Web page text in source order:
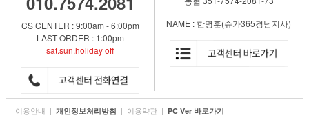
CS CENTER : 9:00am - 6:00pm
LAST ORDER : 1:00pm
sat.sun.holiday off
NAME : 한명훈(슈가365경남지사)
이용안내 | 개인정보처리방침 | 이용약관 | PC Ver 바로가기